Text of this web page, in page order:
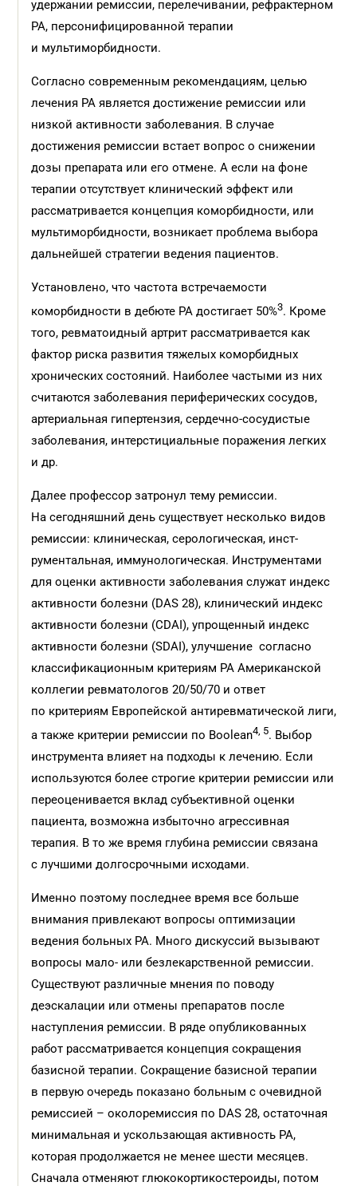
удержании ремиссии, перелечивании, рефрактерном
РА, персонифицированной терапии
и мультиморбидности.
Согласно современным рекомендациям, целью
лечения РА является достижение ремиссии или
низкой активности заболевания. В случае
достижения ремиссии встает вопрос о снижении
дозы препарата или его отмене. А если на фоне
терапии отсутствует клинический эффект или
рассматривается концепция коморбидности, или
мультиморбидности, возникает проблема выбора
дальнейшей стратегии ведения пациентов.
Установлено, что частота встречаемости
коморбидности в дебюте РА достигает 50%3. Кроме
того, ревматоидный артрит рассматривается как
фактор риска развития тяжелых коморбидных
хронических состояний. Наиболее частыми из них
считаются заболевания периферических сосудов,
артериальная гипертензия, сердечно-сосудистые
заболевания, интерсти­циальные поражения легких
и др.
Далее профессор затронул тему ремиссии.
На сегодняшний день существует несколько видов
ремиссии: клиническая, серологическая, инст­
рументальная, иммунологическая. Инструментами
для оценки активности заболевания служат индекс
активности болезни (DAS 28), клинический индекс
активности болезни (СDAI), упрощенный индекс
активности болезни (SDAI), улучшение согласно
классификационным критериям РА Американской
коллегии ревматологов 20/50/70 и ответ
по критериям Европейской антиревматической лиги,
а также критерии ремиссии по Boolean4, 5. Выбор
инструмента влияет на подходы к лечению. Если
используются более строгие критерии ремиссии или
переоценивается вклад субъективной оценки
пациента, возможна избыточно агрессивная
терапия. В то же время глубина ремиссии связана
с лучшими долгосрочными исходами.
Именно поэтому последнее время все больше
внимания привлекают вопросы оптимизации
ведения больных РА. Много дискуссий вызывают
вопросы мало- или безлекарственной ремиссии.
Существуют различные мнения по поводу
деэскалации или отмены препаратов после
наступления ремиссии. В ряде опубликованных
работ рассматривается концепция сокращения
базисной терапии. Сокращение базисной терапии
в первую очередь показано больным с очевидной
ремиссией – околоремиссия по DAS 28, остаточная
минимальная и ускользающая активность РА,
которая продолжается не менее шести месяцев.
Сначала отменяют глюкокортикостероиды, потом